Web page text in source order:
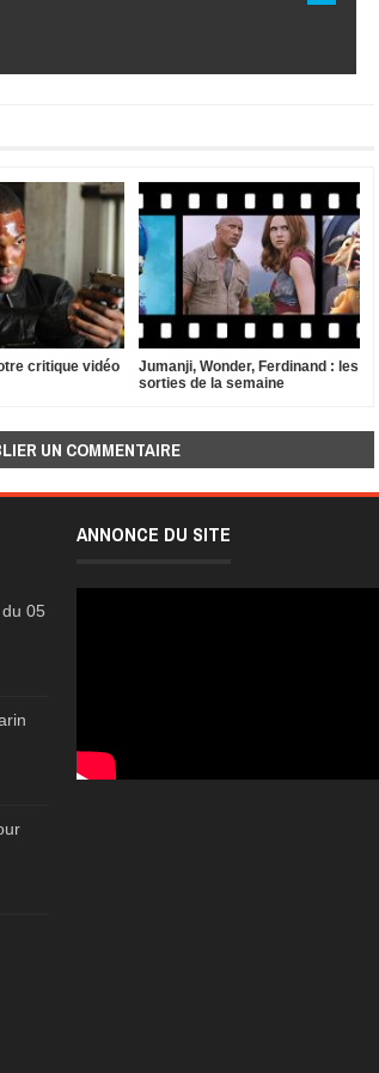
critique vidéo
Jumanji, Wonder, Ferdinand : les
sorties de la semaine
UN COMMENTAIRE
05
ANNONCE DU SITE